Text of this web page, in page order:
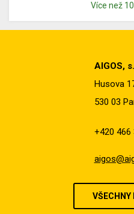
Více než
AIGOS,
Husova
530 03
+420 466
VŠECHNY